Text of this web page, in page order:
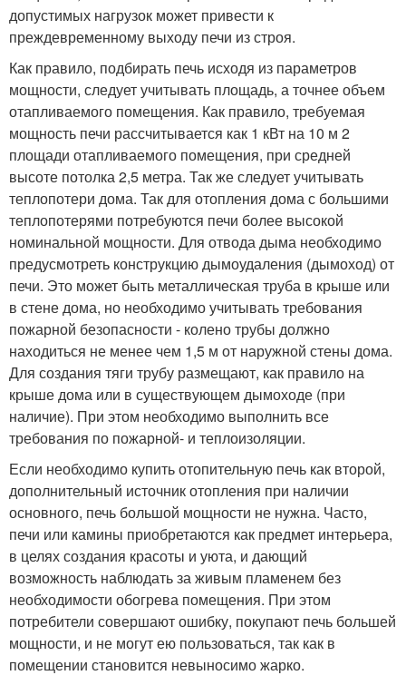
допустимых нагрузок может привести к
преждевременному выходу печи из строя.
Как правило, подбирать печь исходя из параметров
мощности, следует учитывать площадь, а точнее объем
отапливаемого помещения. Как правило, требуемая
мощность печи рассчитывается как 1 кВт на 10 м 2
площади отапливаемого помещения, при средней
высоте потолка 2,5 метра. Так же следует учитывать
теплопотери дома. Так для отопления дома с большими
теплопотерями потребуются печи более высокой
номинальной мощности. Для отвода дыма необходимо
предусмотреть конструкцию дымоудаления (дымоход) от
печи. Это может быть металлическая труба в крыше или
в стене дома, но необходимо учитывать требования
пожарной безопасности - колено трубы должно
находиться не менее чем 1,5 м от наружной стены дома.
Для создания тяги трубу размещают, как правило на
крыше дома или в существующем дымоходе (при
наличие). При этом необходимо выполнить все
требования по пожарной- и теплоизоляции.
Если необходимо купить отопительную печь как второй,
дополнительный источник отопления при наличии
основного, печь большой мощности не нужна. Часто,
печи или камины приобретаются как предмет интерьера,
в целях создания красоты и уюта, и дающий
возможность наблюдать за живым пламенем без
необходимости обогрева помещения. При этом
потребители совершают ошибку, покупают печь большей
мощности, и не могут ею пользоваться, так как в
помещении становится невыносимо жарко.